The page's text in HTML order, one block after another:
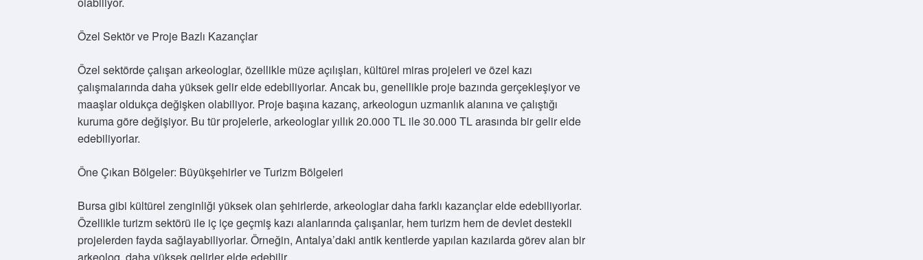
Özel Sektör ve Proje Bazlı Kazançlar
Özel sektörde çalışan arkeologlar, özellikle müze açılışları, kültürel miras projeleri ve özel kazı
çalışmalarında daha yüksek gelir elde edebiliyorlar. Ancak bu, genellikle proje bazında gerçekleşiyor ve
maaşlar oldukça değişken olabiliyor. Proje başına kazanç, arkeologun uzmanlık alanına ve çalıştığı
kuruma göre değişiyor. Bu tür projelerle, arkeologlar yıllık 20.000 TL ile 30.000 TL arasında bir gelir elde
edebiliyorlar.
Öne Çıkan Bölgeler: Büyükşehirler ve Turizm Bölgeleri
Bursa gibi kültürel zenginliği yüksek olan şehirlerde, arkeologlar daha farklı kazançlar elde edebiliyorlar.
Özellikle turizm sektörü ile iç içe geçmiş kazı alanlarında çalışanlar, hem turizm hem de devlet destekli
projelerden fayda sağlayabiliyorlar. Örneğin, Antalya’daki antik kentlerde yapılan kazılarda görev alan bir